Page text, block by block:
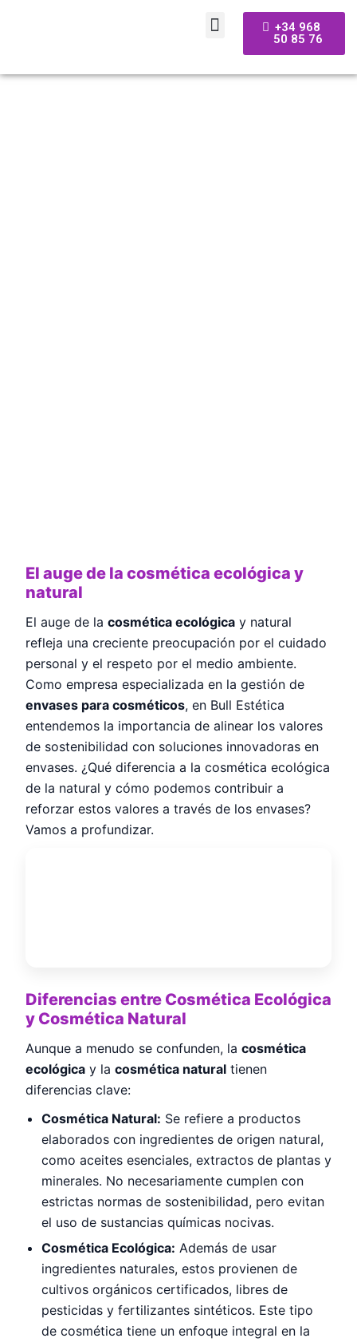
+34 968
50 85 76
El auge de la cosmética ecológica y
natural
El auge de la cosmética ecológica y natural
refleja una creciente preocupación por el cuidado
personal y el respeto por el medio ambiente.
Como empresa especializada en la gestión de
envases para cosméticos, en Bull Estética
entendemos la importancia de alinear los valores
de sostenibilidad con soluciones innovadoras en
envases. ¿Qué diferencia a la cosmética ecológica
de la natural y cómo podemos contribuir a
reforzar estos valores a través de los envases?
Vamos a profundizar.
Diferencias entre Cosmética Ecológica
y Cosmética Natural
Aunque a menudo se confunden, la cosmética
ecológica y la cosmética natural tienen
diferencias clave:
Cosmética Natural: Se refiere a productos
elaborados con ingredientes de origen natural,
como aceites esenciales, extractos de plantas y
minerales. No necesariamente cumplen con
estrictas normas de sostenibilidad, pero evitan
el uso de sustancias químicas nocivas.
Cosmética Ecológica: Además de usar
ingredientes naturales, estos provienen de
cultivos orgánicos certificados, libres de
pesticidas y fertilizantes sintéticos. Este tipo
de cosmética tiene un enfoque integral en la